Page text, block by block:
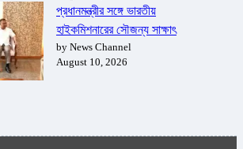
প্রধানমন্ত্রীর সঙ্গে ভারতীয়
হাইকমিশনারের সৌজন্য সাক্ষাৎ
by News Channel
August 10, 2026